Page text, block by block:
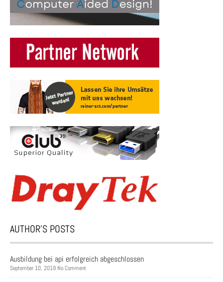
AUTHOR’S POSTS
Ausbildung bei api erfolgreich abgeschlossen
September 10, 2019 No Comment